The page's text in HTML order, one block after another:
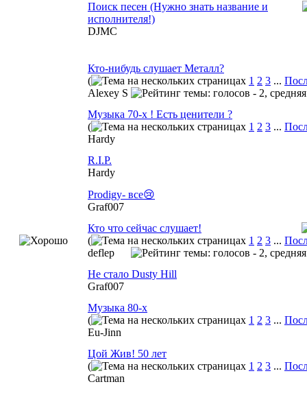
Поиск песен (Нужно знать название и
исполнителя!)
DJMC
Кто-нибудь слушает Металл?
(
1 2 3 ...
Alexey S
Музыка 70-х ! Есть ценители ?
(
1 2 3 ...
Hardy
R.I.P.
Hardy
Prodigy- все😢
Graf007
Кто что сейчас слушает!
(
1 2 3 ...
deflep
Не стало Dusty Hill
Graf007
Музыка 80-х
(
1 2 3 ...
Eu-Jinn
Цой Жив! 50 лет
(
1 2 3 ...
Cartman